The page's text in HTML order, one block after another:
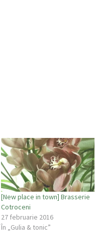
[New place in town] Brasserie
Cotroceni
27 februarie 2016
În „Gulia & tonic”